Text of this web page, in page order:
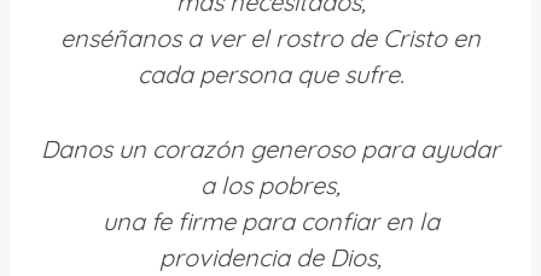
enséñanos a ver el rostro de Cristo en
cada persona que sufre.
Danos un corazón generoso para ayudar
a los pobres,
una fe firme para confiar en la
providencia de Dios,